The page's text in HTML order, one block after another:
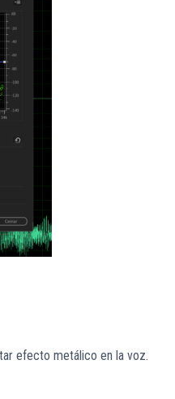
efecto metálico en la voz.